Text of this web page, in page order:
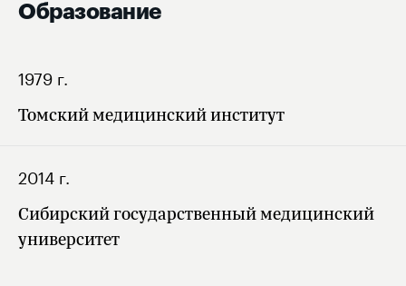
Образование
1979 г.
Томский медицинский институт
2014 г.
Сибирский государственный медицинский
университет